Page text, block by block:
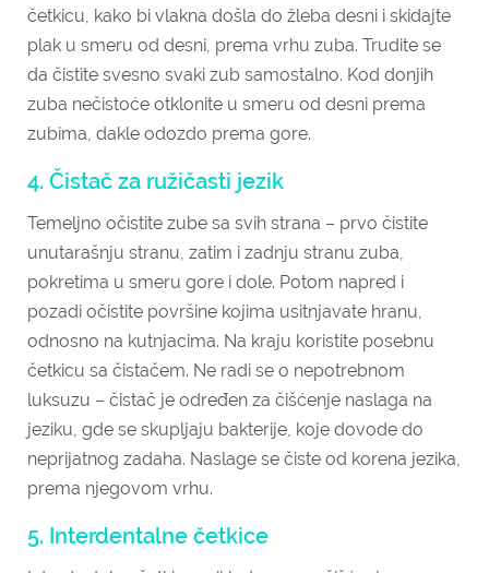
četkicu, kako bi vlakna došla do žleba desni i skidajte
plak u smeru od desni, prema vrhu zuba. Trudite se
da čistite svesno svaki zub samostalno. Kod donjih
zuba nečistoće otklonite u smeru od desni prema
zubima, dakle odozdo prema gore.
4. Čistač za ružičasti jezik
Temeljno očistite zube sa svih strana – prvo čistite
unutarašnju stranu, zatim i zadnju stranu zuba,
pokretima u smeru gore i dole. Potom napred i
pozadi očistite površine kojima usitnjavate hranu,
odnosno na kutnjacima. Na kraju koristite posebnu
četkicu sa čistačem. Ne radi se o nepotrebnom
luksuzu – čistač je određen za čišćenje naslaga na
jeziku, gde se skupljaju bakterije, koje dovode do
neprijatnog zadaha. Naslage se čiste od korena jezika,
prema njegovom vrhu.
5. Interdentalne četkice